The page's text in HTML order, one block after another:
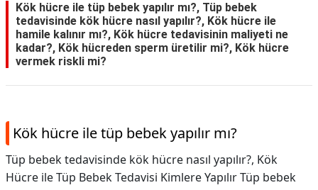
Kök hücre ile tüp bebek yapılır mı?, Tüp bebek
tedavisinde kök hücre nasıl yapılır?, Kök hücre ile
hamile kalınır mı?, Kök hücre tedavisinin maliyeti ne
kadar?, Kök hücreden sperm üretilir mi?, Kök hücre
vermek riskli mi?
Kök hücre ile tüp bebek yapılır mı?
Tüp bebek tedavisinde kök hücre nasıl yapılır?, Kök
Hücre ile Tüp Bebek Tedavisi Kimlere Yapılır Tüp bebek